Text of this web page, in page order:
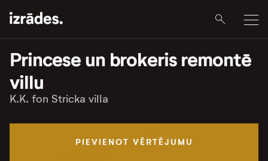
Princese un brokeris remontē
villu
K.K. fon Stricka villa
PIEVIENOT VĒRTĒJUMU